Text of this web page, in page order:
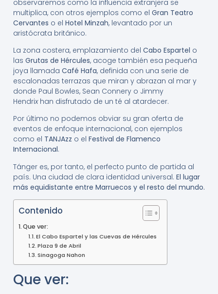
observaremos como la influencia extranjera se
multiplica, con otros ejemplos como el Gran Teatro
Cervantes o el Hotel Minzah, levantado por un
aristócrata británico.
La zona costera, emplazamiento del Cabo Espartel o
las Grutas de Hércules, acoge también esa pequeña
joya llamada Café Hafa, definida con una serie de
escalonadas terrazas que miran y abrazan al mar y
donde Paul Bowles, Sean Connery o Jimmy
Hendrixhan disfrutado de un té al atardecer.
Por último no podemos obviar su gran oferta de
eventos de enfoque internacional, con ejemplos
como el TANJAzz o el Festival de Flamenco
Internacional.
Tánger es, por tanto, el perfecto punto de partida al
país. Una ciudad de clara identidad universal. El lugar
más equidistante entre Marruecos y el resto del mundo.
Contenido
Que ver:
El Cabo Espartel y las Cuevas de Hércules
Plaza 9 de Abril
Sinagoga Nahon
Que ver: